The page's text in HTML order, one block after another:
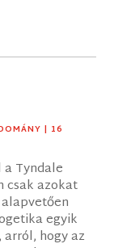
| 16
Tyndale
csak azokat
egyik
hogy az